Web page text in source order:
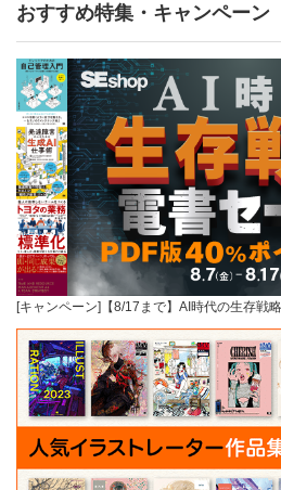
おすすめ特集・キャンペーン
[キャンペーン]【8/17まで】AI時代の生存戦